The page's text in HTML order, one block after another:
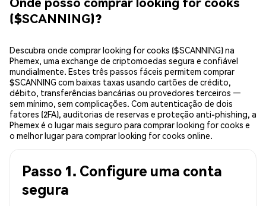
($SCANNING)?
Descubra onde comprar looking for cooks ($SCANNING) na
Phemex, uma exchange de criptomoedas segura e confiável
mundialmente. Estes três passos fáceis permitem comprar
$SCANNING com baixas taxas usando cartões de crédito,
débito, transferências bancárias ou provedores terceiros —
sem mínimo, sem complicações. Com autenticação de dois
fatores (2FA), auditorias de reservas e proteção anti-phishing, a
Phemex é o lugar mais seguro para comprar looking for cooks e
o melhor lugar para comprar looking for cooks online.
Passo 1. Configure uma conta
segura